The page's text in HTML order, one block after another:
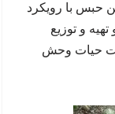
حبس با رویکرد
و توزیع
حیات وحش